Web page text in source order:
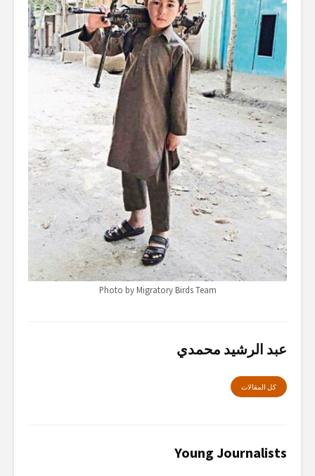
Photo by Migratory Birds Team
عبد الرشيد محمدي
كل المقالات
Young Journalists